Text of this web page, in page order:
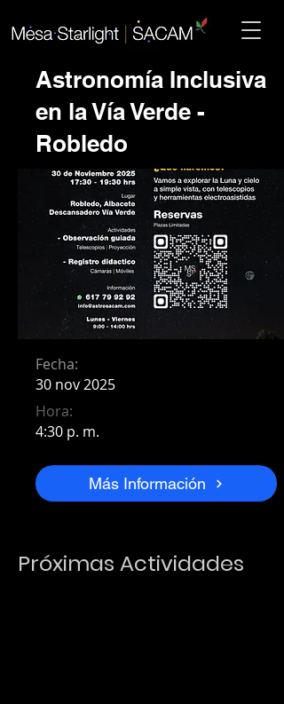
Astronomía Inclusiva
en la Vía Verde -
Robledo
Fecha:
30 nov 2025
Hora:
4:30 p. m.
Más Información
Próximas Actividades